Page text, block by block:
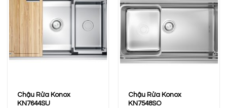
Chậu Rửa Konox
KN7644SU
Chậu Rửa Konox
KN7548SO